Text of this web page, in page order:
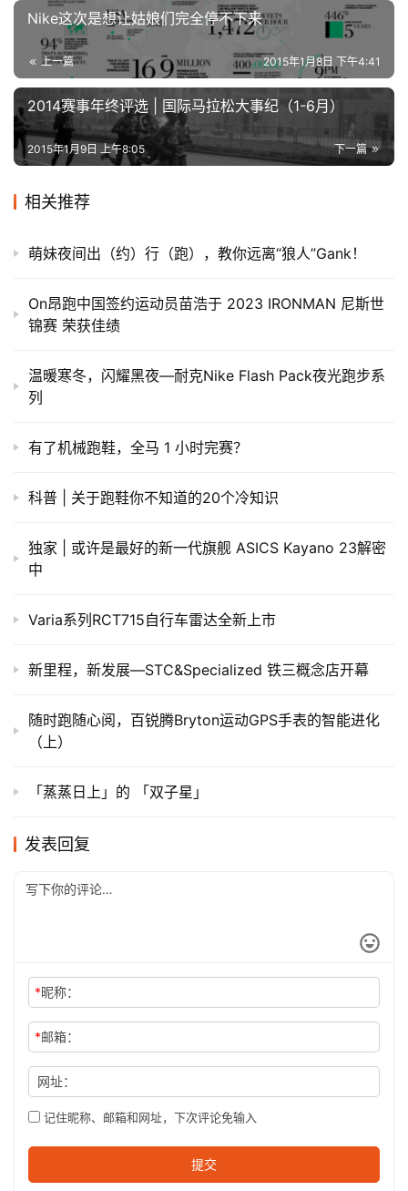
​Nike这次是想让姑娘们完全停不下来
上一篇 2015年1月8日 下午4:41
2014赛事年终评选 | 国际马拉松大事纪（1-6月）
下一篇
2015年1月9日 上午8:05
相关推荐
萌妹夜间出（约）行（跑），教你远离“狼人”Gank！
On昂跑中国签约运动员苗浩于 2023 IRONMAN 尼斯世
锦赛 荣获佳绩
温暖寒冬，闪耀黑夜—耐克Nike Flash Pack夜光跑步系
列
有了机械跑鞋，全马 1 小时完赛？
科普 | 关于跑鞋你不知道的20个冷知识
独家 | 或许是最好的新一代旗舰 ASICS Kayano 23解密
中
Varia系列RCT715自行车雷达全新上市
新里程，新发展—STC&Specialized 铁三概念店开幕
​随时跑随心阅，百锐腾Bryton运动GPS手表的智能进化
（上）
「蒸蒸日上」的 「双子星」
发表回复
*昵称：
*邮箱：
网址：
记住昵称、邮箱和网址，下次评论免输入
提交